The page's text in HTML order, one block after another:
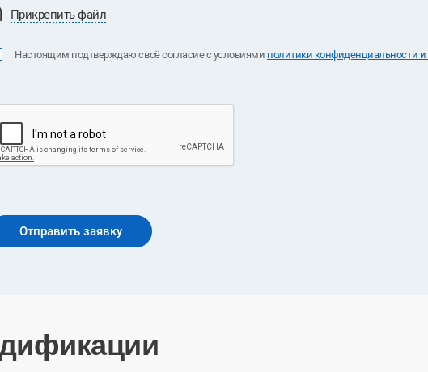
Прикрепить файл
Настоящим подтверждаю своё согласие с условиями политики конфиденциальноcти